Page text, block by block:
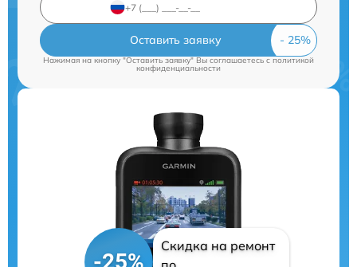
Оставить заявку
Нажимая на кнопку "Оставить заявку" Вы соглашаетесь cполитикой
конфиденциальности
Скидка на ремонт